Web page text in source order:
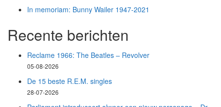
In memoriam: Bunny Wailer 1947-2021
Recente berichten
Reclame 1966: The Beatles – Revolver
05-08-2026
De 15 beste R.E.M. singles
28-07-2026